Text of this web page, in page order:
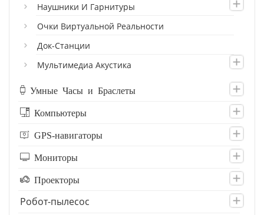
Наушники И Гарнитуры
Очки Виртуальной Реальности
Док-Станции
Мультимедиа Акустика
Умные Часы и Браслеты
Компьютеры
GPS-навигаторы
Мониторы
Проекторы
Робот-пылесос